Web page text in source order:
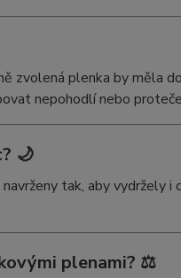
zvolená plenka by měla
nepohodlí nebo
🌙
navrženy tak, aby vydržely
plenami? ⚖️